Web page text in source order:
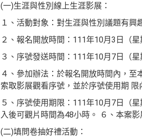
(一)生涯與性別線上生涯影展：
１、活動對象：對生涯與性別議題有興
２、報名開放時間：111年10月3日（
３、序號發送時間：111年10月7日（
４、參加辦法：於報名開放時間內，
索取影展觀看序號，並於序號使用期 限
５、序號使用期限：111年10月7日（
入後可觀片時間為48小時。 ６、本案
(二)填問卷抽好禮活動：